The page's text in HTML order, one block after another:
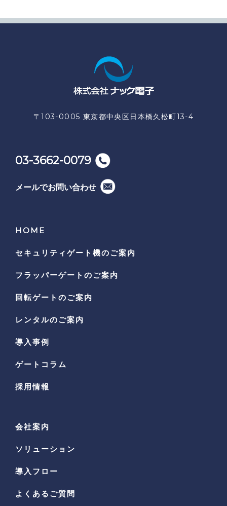
〒103-0005 東京都中央区日本橋久松町13-4
03-3662-0079
メールでお問い合わせ
HOME
セキュリティゲート機のご案内
フラッパーゲートのご案内
回転ゲートのご案内
レンタルのご案内
導入事例
ゲートコラム
採用情報
会社案内
ソリューション
導入フロー
よくあるご質問